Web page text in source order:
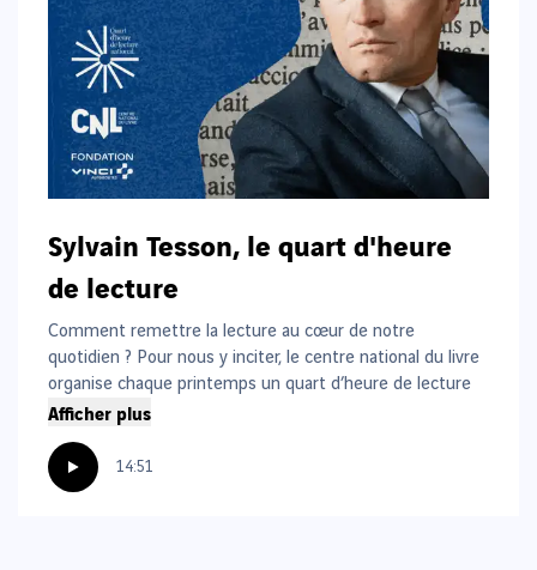
Sylvain Tesson, le quart d'heure
de lecture
Comment remettre la lecture au cœur de notre
quotidien ? Pour nous y inciter, le centre national du livre
organise chaque printemps un quart d’heure de lecture
national… et la Fondation VINCI Autoroutes, engagée
A cette occasion, elle vous propose de prendre le temps
d’écouter Sylvain Tesson vous lire des extraits de son
Afficher plus
14:51